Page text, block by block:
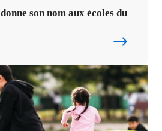
son nom aux écoles du